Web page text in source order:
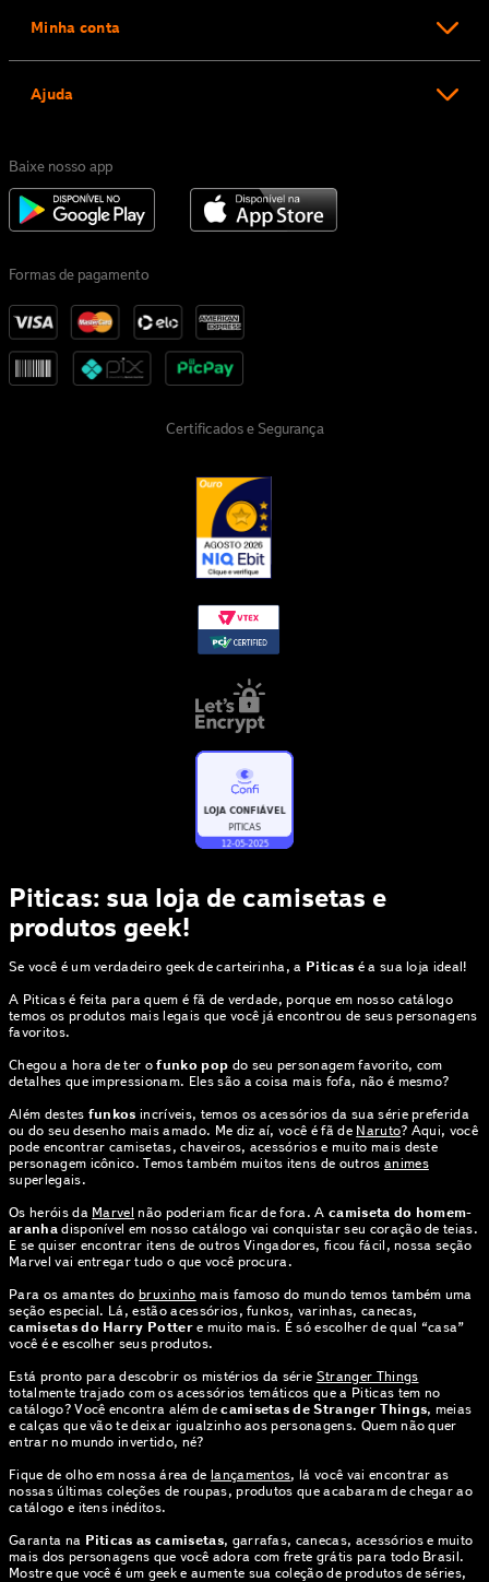
Minha conta
Ajuda
Baixe nosso app
Formas de pagamento
Certificados e Segurança
Piticas: sua loja de camisetas e
produtos geek!
Se você é um verdadeiro geek de carteirinha, a Piticas é a sua loja ideal!
A Piticas é feita para quem é fã de verdade, porque em nosso catálogo
temos os produtos mais legais que você já encontrou de seus personagens
favoritos.
Chegou a hora de ter ofunko pop do seu personagem favorito, com
detalhes que impressionam. Eles são a coisa mais fofa, não é mesmo?
Além destes funkos incríveis, temos os acessórios da sua série preferida
ou do seu desenho mais amado. Me diz aí, você é fã de Naruto? Aqui, você
pode encontrar camisetas, chaveiros, acessórios e muito mais deste
personagem icônico. Temos também muitos itens de outros animes
superlegais.
Os heróis da Marvel não poderiam ficar de fora. Acamiseta do homem-
aranhadisponível em nosso catálogo vai conquistar seu coração de teias.
E se quiser encontrar itens de outros Vingadores, ficou fácil, nossa seção
Marvel vai entregar tudo o que você procura.
Para os amantes dobruxinho mais famoso do mundo temos também uma
seção especial. Lá, estão acessórios, funkos, varinhas, canecas,
camisetas do Harry Potter e muito mais. É só escolher de qual “casa”
você é e escolher seus produtos.
Está pronto para descobrir os mistérios da série Stranger Things
totalmente trajado com os acessórios temáticos que a Piticas tem no
catálogo? Você encontra além decamisetas de Stranger Things, meias
e calças que vão te deixar igualzinho aos personagens. Quem não quer
entrar no mundo invertido, né?
Fique de olho em nossa área de lançamentos, lá você vai encontrar as
nossas últimas coleções de roupas, produtos que acabaram de chegar ao
catálogo e itens inéditos.
Garanta na Piticas as camisetas, garrafas, canecas, acessórios e muito
mais dos personagens que você adora com frete grátis para todo Brasil.
Mostre que você é um geek e aumente sua coleção de produtos de séries,